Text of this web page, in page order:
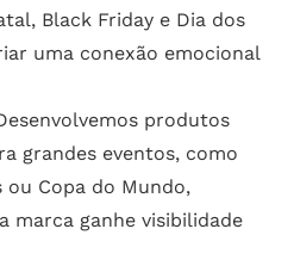
Black Friday e Dia dos
uma conexão emocional
produtos
grandes eventos, como
ou Copa do Mundo,
marca ganhe visibilidade